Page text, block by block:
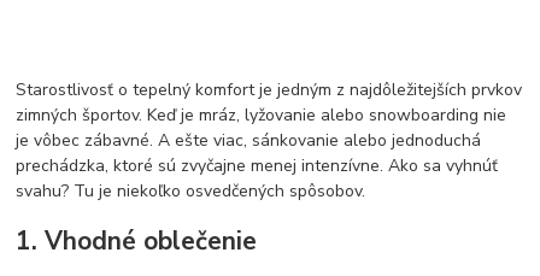
Starostlivosť o tepelný komfort je jedným z najdôležitejších prvkov
zimných športov. Keď je mráz, lyžovanie alebo snowboarding nie
je vôbec zábavné. A ešte viac, sánkovanie alebo jednoduchá
prechádzka, ktoré sú zvyčajne menej intenzívne. Ako sa vyhnúť
svahu? Tu je niekoľko osvedčených spôsobov.
1. Vhodné oblečenie